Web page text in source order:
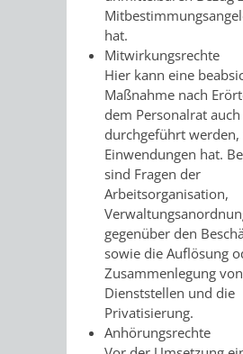
NOTDIENSTE
SPIELPLÄTZE
&
BÄDER
STADTHALLE
ROLF-
hat.
Mitwirkungsrechte
Hier kann eine
Maßnahme nach
dem Personalrat
durchgeführt
Einwendungen hat.
sind Fragen der
Arbeitsorganisation,
gegenüber den
sowie die Auflösung
Zusammenlegung von
Dienststellen und die
Privatisierung.
Anhörungsrechte